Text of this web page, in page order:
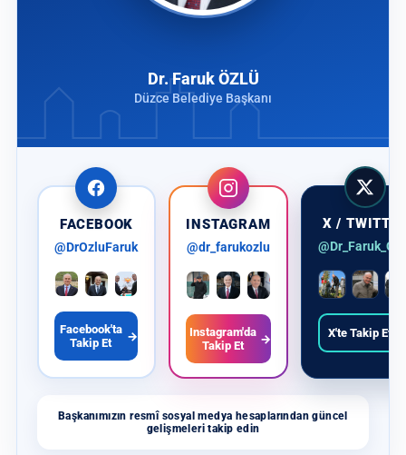
Dr. Faruk ÖZLÜ
Düzce Belediye Başkanı
FACEBOOK
@DrOzluFaruk
Facebook'ta
Takip Et
→
INSTAGRAM
@dr_farukozlu
Instagram'da
Takip Et
→
X /
X'te Takip Et
Başkanımızın resmî sosyal medya hesaplarından güncel
gelişmeleri takip edin